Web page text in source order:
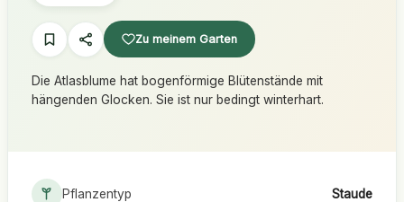
Zu meinem Garten
Die Atlasblume hat bogenförmige Blütenstände mit
hängenden Glocken. Sie ist nur bedingt winterhart.
Pflanzentyp Staude